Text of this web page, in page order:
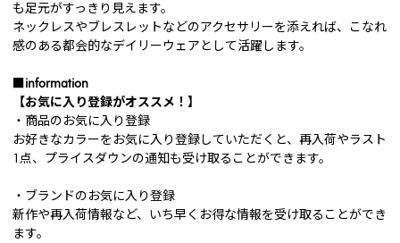
も足元がすっきり見えます。
ネックレスやブレスレットなどのアクセサリーを添えれば、こなれ
感のある都会的なデイリーウェアとして活躍します。
■information
【お気に入り登録がオススメ！】
・商品のお気に入り登録
お好きなカラーをお気に入り登録していただくと、再入荷やラスト
1点、プライスダウンの通知も受け取ることができます。
・ブランドのお気に入り登録
新作や再入荷情報など、いち早くお得な情報を受け取ることができ
ます。